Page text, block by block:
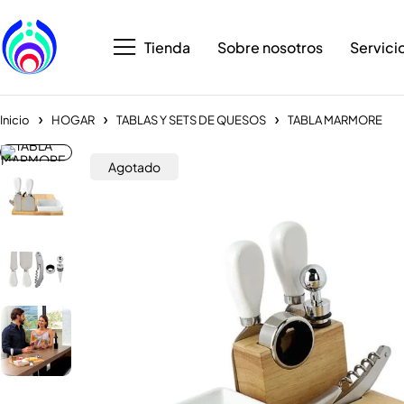
Tienda Sobre nosotros
Inicio HOGAR TABLAS Y SETS DE QUESOS TABLA MARMORE
Agotado